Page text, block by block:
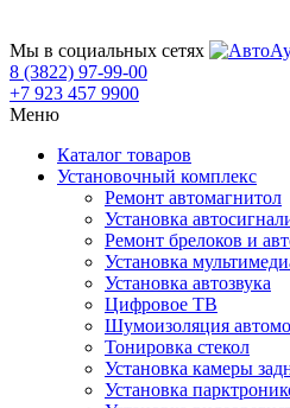
Мы в социальных сетях
8 (3822) 97-99-00
+7 923 457 9900
Меню
Каталог товаров
Установочный комплекс
Ремонт автомагнитол
Установка
Ремонт брелоков и
Установка
Установка автозвука
Цифровое ТВ
Шумоизоляция
Тонировка стекол
Установка камеры
Установка